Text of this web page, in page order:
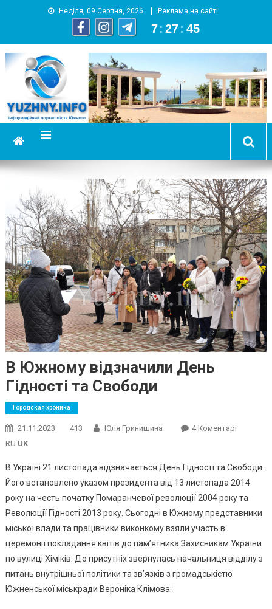
Неділя, 09 Серпня, 2026 Реклама на сайті
7 : 27 : 46
YUZHNY.INFO
информационный портал города Южный
В Южному відзначили День
Гідності та Свободи
Городская хроника
21.11.2023 413 Юля Гринишина 4 КоментаріДо
День
Гідності
Та
RU UK
В Україні 21 листопада відзначається День Гідності та Свободи.
Його встановлено указом президента від 13 листопада 2014
року на честь початку Помаранчевої революції 2004 року та
Революції Гідності 2013 року. Сьогодні в Южному представники
міської влади та працівники виконкому взяли участь в
церемонії покладання квітів до пам’ятника Захисникам України
по вулиці Хіміків. До присутніх звернулась начальниця відділу з
питань внутрішньої політики та зв’язків з громадськістю
Южненської міськради Вероніка Клімова: